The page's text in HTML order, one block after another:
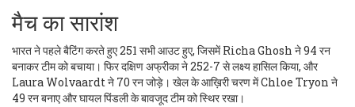
मैच का सारांश
भारत ने पहले बैटिंग करते हुए 251 सभी आउट हुए, जिसमेंRicha Ghosh ने 94 रन
बनाकर टीम को बचाया। फिर दक्षिण अफ्रीका ने 252-7 से लक्ष्य हासिल किया, और
Laura Wolvaardtने 70 रन जोड़े। खेल के आख़िरी चरण मेंChloe Tryon ने
49 रन बनाए और घायल पिंडली के बावजूद टीम को स्थिर रखा।